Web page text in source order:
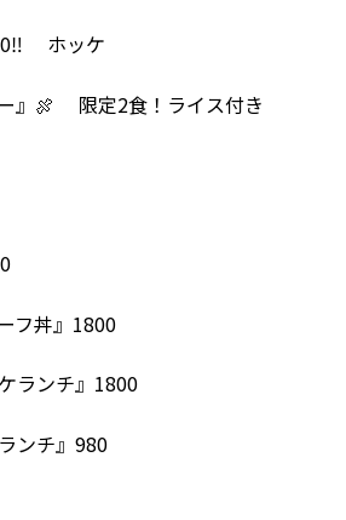
ホッケ
ー』🍖 限定2食！ライス付き
フ丼』1800
ランチ』1800
ンチ』980